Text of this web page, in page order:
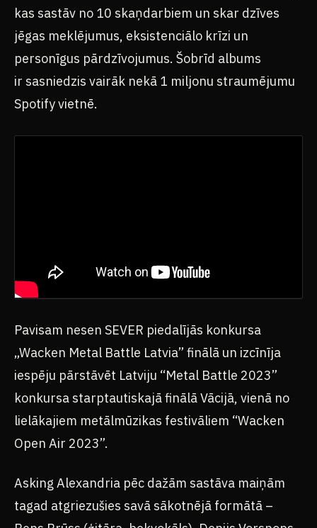
kas sastāv no 10 skaņdarbiem un skar dzīves
jēgas meklējumus, eksistenciālo krīzi un
personīgus pārdzīvojumus. Šobrīd albums
ir sasniedzis vairāk nekā 1 miljonu straumējumu
Spotify vietnē.
Pavisam nesen SEVER piedalījās konkursa
„Wacken Metal Battle Latvia” finālā un izcīnīja
iespēju pārstāvēt Latviju “Metal Battle 2023”
konkursa starptautiskajā finālā Vācijā, vienā no
lielākajiem metālmūzikas festivāliem “Wacken
Open Air 2023”.
Asking Alexandria pēc dažām sastāva maiņām
tagad atgriezušies savā sākotnējā formātā –